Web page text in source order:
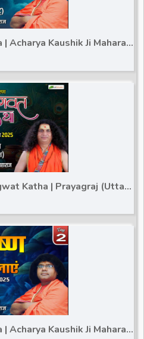
Acharya Kaushik Ji Maharaj |
1
Katha | Prayagraj (Uttar
Acharya Kaushik Ji Maharaj |